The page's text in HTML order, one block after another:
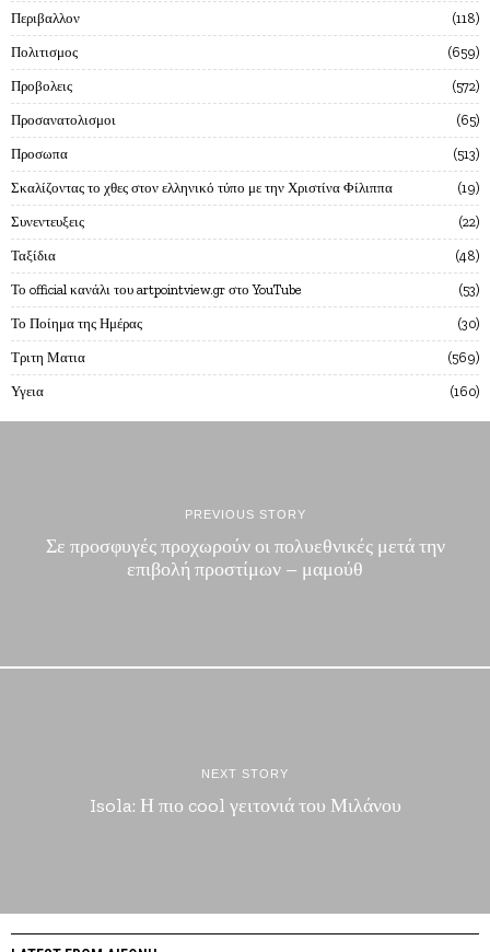
Περιβαλλον 118
Πολιτισμος 659
Προβολεις 572
Προσανατολισμοι 65
Προσωπα 513
Σκαλίζοντας το χθες στον ελληνικό τύπο με την Χριστίνα Φίλιππα 19
Συνεντευξεις 22
Ταξίδια 48
Το official κανάλι του artpointview.gr στο YouTube 53
Το Ποίημα της Ημέρας 30
Τριτη Ματια 569
Υγεια 160
PREVIOUS STORY
Σε προσφυγές προχωρούν οι πολυεθνικές μετά την
επιβολή προστίμων – μαμούθ
NEXT STORY
Isola: Η πιο cool γειτονιά του Μιλάνου